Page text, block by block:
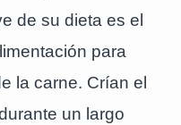
de su dieta es el
para
la carne. Crían el
un largo